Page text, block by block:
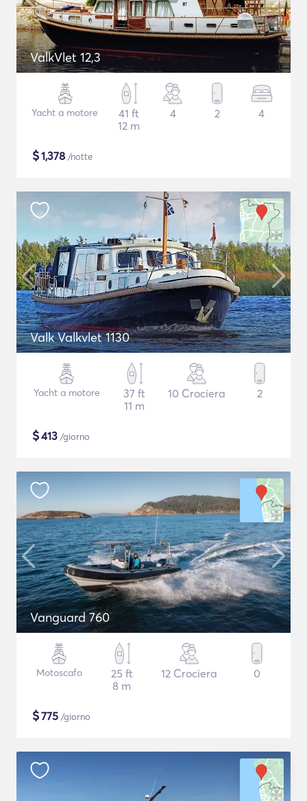
ValkVlet 12,3
Yacht a motore
41 ft
12 m
4 2 4
$1,378 /notte
Valk Valkvlet 1130
Yacht a motore
37 ft
11 m
10 Crociera 2
$413 /giorno
Vanguard 760
Motoscafo
25 ft
8 m
12 Crociera 0
$775 /giorno